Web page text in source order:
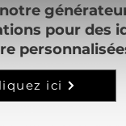
pour des
ici